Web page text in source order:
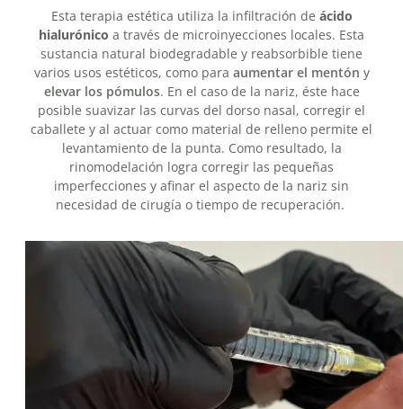
Esta terapia estética utiliza la infiltración de ácido
hialurónico a través de microinyecciones locales. Esta
sustancia natural biodegradable y reabsorbible tiene
varios usos estéticos, como para aumentar el mentón y
elevar los pómulos. En el caso de la nariz, éste hace
posible suavizar las curvas del dorso nasal, corregir el
caballete y al actuar como material de relleno permite el
levantamiento de la punta. Como resultado, la
rinomodelación logra corregir las pequeñas
imperfecciones y afinar el aspecto de la nariz sin
necesidad de cirugía o tiempo de recuperación.